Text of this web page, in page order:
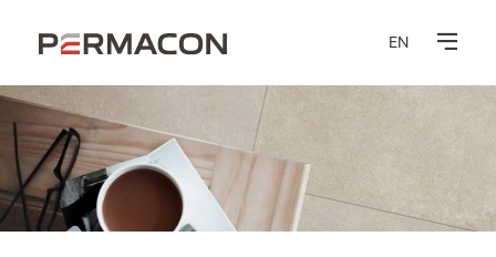
EN